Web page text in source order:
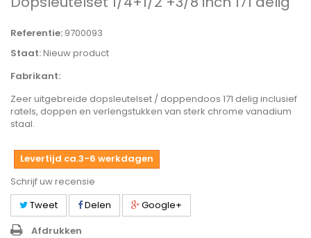
Referentie: 9700093
Staat:Nieuw product
Fabrikant:
Zeer uitgebreide dopsleutelset / doppendoos 171 delig inclusief
ratels, doppen en verlengstukken van sterk chrome vanadium
staal.
Levertijd ca.3-6 werkdagen
Schrijf uw recensie
Tweet
Delen
Google+
Afdrukken